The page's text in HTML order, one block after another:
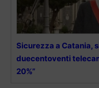
Sicurezza a Catania,
duecentoventi
20%”